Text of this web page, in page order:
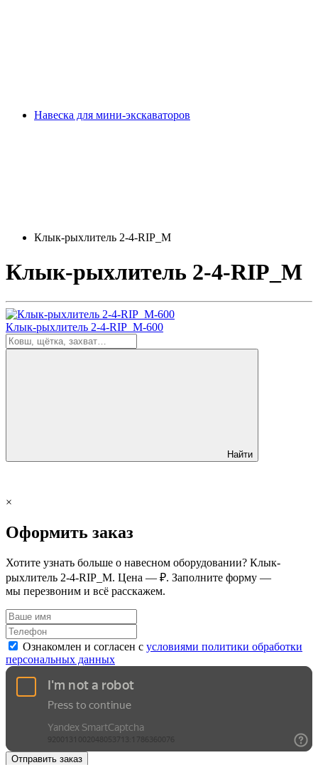
Навеска для мини-экскаваторов
Клык-рыхлитель 2-4-RIP_M
Клык-рыхлитель 2-4-RIP_M
Клык-рыхлитель 2-4-RIP_M-600
Найти
×
Оформить заказ
Хотите узнать больше о навесном оборудовании? Клык-
рыхлитель 2-4-RIP_M. Цена — ₽. Заполните форму —
мы перезвоним и всё расскажем.
Ознакомлен и согласен с условиями политики обработки
персональных данных
Отправить заказ